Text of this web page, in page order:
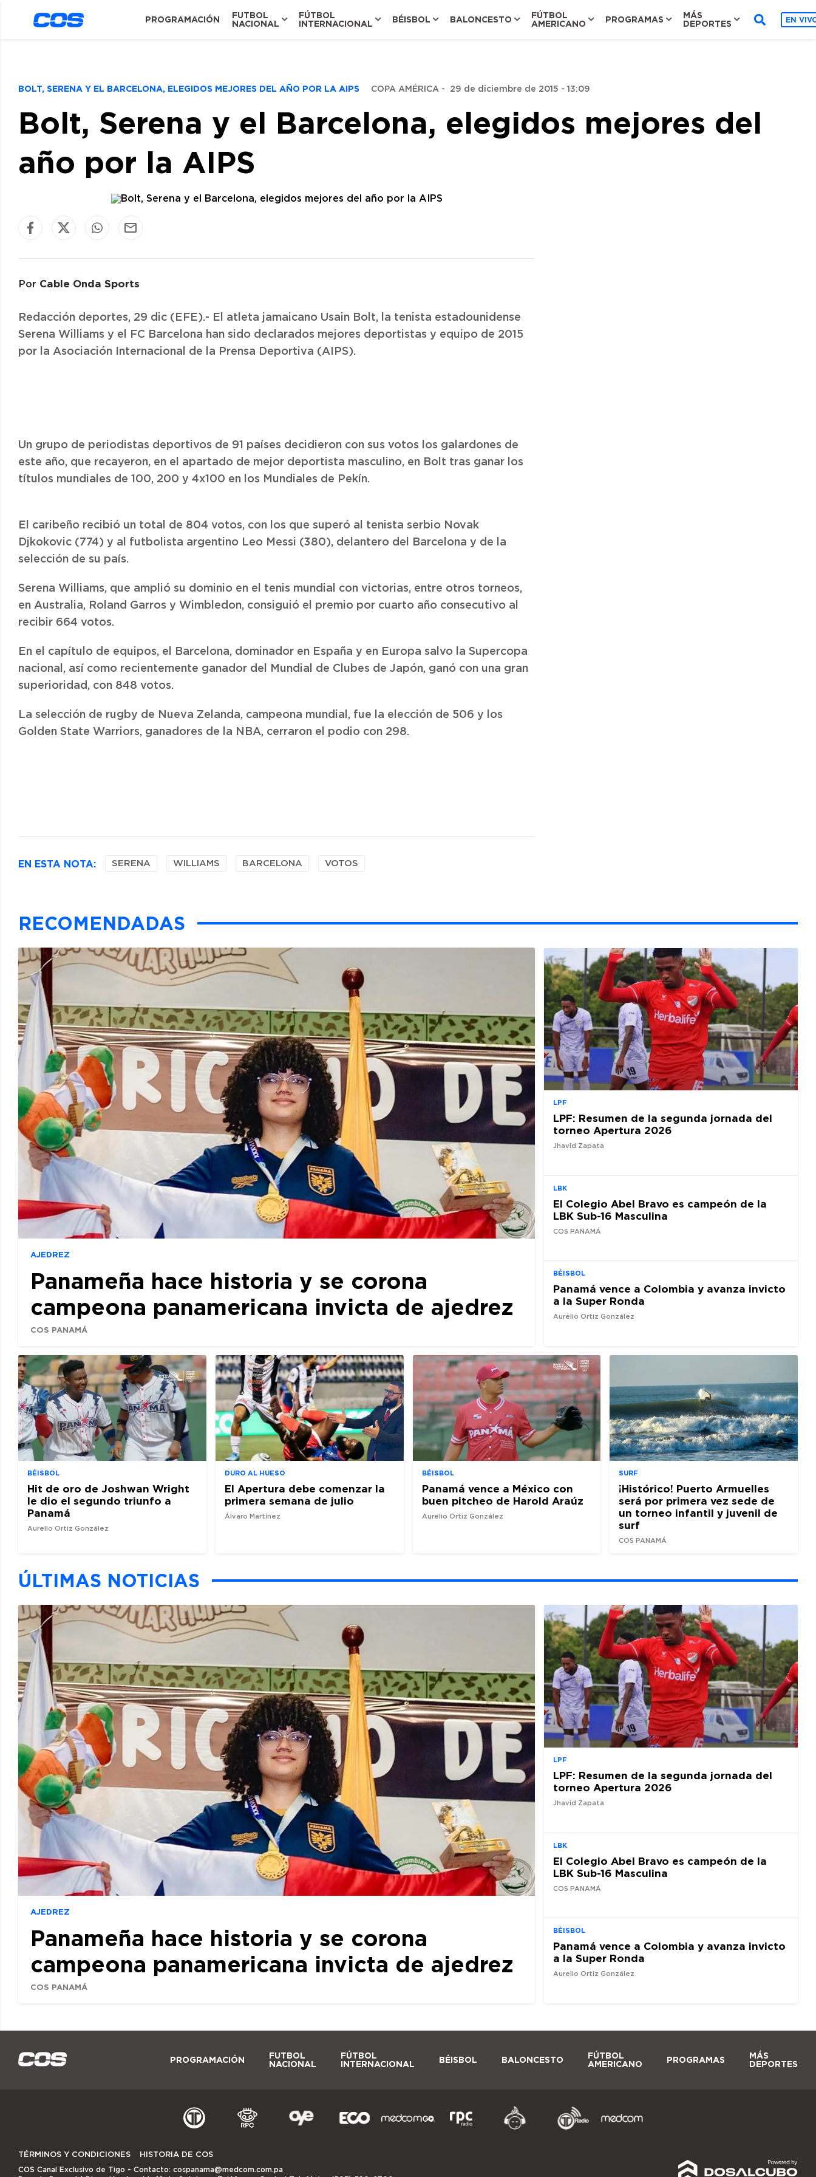
PROGRAMACIÓN
FUTBOL
NACIONAL
FÚTBOL
INTERNACIONAL
BÉISBOL BALONCESTO
FÚTBOL
AMERICANO
PROGRAMAS
MÁS
DEPORTES
EN
BOLT, SERENA Y EL BARCELONA, ELEGIDOS MEJORES DEL AÑO POR LA AIPS COPA AMÉRICA - 29 de diciembre de 2015 - 13:09
Bolt, Serena y el Barcelona, elegidos mejores del
año por la AIPS
Por Cable Onda Sports
Redacción deportes, 29 dic (EFE).- El atleta jamaicano Usain Bolt, la tenista estadounidense
Serena Williams y el FC Barcelona han sido declarados mejores deportistas y equipo de 2015
por la Asociación Internacional de la Prensa Deportiva (AIPS).
Un grupo de periodistas deportivos de 91 países decidieron con sus votos los galardones de
este año, que recayeron, en el apartado de mejor deportista masculino, en Bolt tras ganar los
títulos mundiales de 100, 200 y 4x100 en los Mundiales de Pekín.
El caribeño recibió un total de 804 votos, con los que superó al tenista serbio Novak
Djkokovic (774) y al futbolista argentino Leo Messi (380), delantero del Barcelona y de la
selección de su país.
Serena Williams, que amplió su dominio en el tenis mundial con victorias, entre otros torneos,
en Australia, Roland Garros y Wimbledon, consiguió el premio por cuarto año consecutivo al
recibir 664 votos.
En el capítulo de equipos, el Barcelona, dominador en España y en Europa salvo la Supercopa
nacional, así como recientemente ganador del Mundial de Clubes de Japón, ganó con una gran
superioridad, con 848 votos.
La selección de rugby de Nueva Zelanda, campeona mundial, fue la elección de 506 y los
Golden State Warriors, ganadores de la NBA, cerraron el podio con 298.
EN ESTA NOTA: SERENA WILLIAMS BARCELONA VOTOS
RECOMENDADAS
AJEDREZ
Panameña hace historia y se corona
campeona panamericana invicta de ajedrez
COS PANAMÁ
LPF
LPF: Resumen de la segunda jornada del
torneo Apertura 2026
Jhavid Zapata
LBK
El Colegio Abel Bravo es campeón de la
LBK Sub-16 Masculina
COS PANAMÁ
BÉISBOL
Panamá vence a Colombia y avanza invicto
a la Super Ronda
Aurelio Ortiz González
BÉISBOL
Hit de oro de Joshwan Wright
le dio el segundo triunfo a
Panamá
Aurelio Ortiz González
DURO AL HUESO
El Apertura debe comenzar la
primera semana de julio
Álvaro Martínez
BÉISBOL
Panamá vence a México con
buen pitcheo de Harold Araúz
Aurelio Ortiz González
SURF
¡Histórico! Puerto Armuelles
será por primera vez sede de
un torneo infantil y juvenil de
surf
COS PANAMÁ
ÚLTIMAS NOTICIAS
AJEDREZ
Panameña hace historia y se corona
campeona panamericana invicta de ajedrez
COS PANAMÁ
LPF
LPF: Resumen de la segunda jornada del
torneo Apertura 2026
Jhavid Zapata
LBK
El Colegio Abel Bravo es campeón de la
LBK Sub-16 Masculina
COS PANAMÁ
BÉISBOL
Panamá vence a Colombia y avanza invicto
a la Super Ronda
Aurelio Ortiz González
PROGRAMACIÓN
FUTBOL
NACIONAL
FÚTBOL
INTERNACIONAL
BÉISBOL BALONCESTO
FÚTBOL
AMERICANO
PROGRAMAS
MÁS
DEPORTES
TÉRMINOS Y CONDICIONES HISTORIA DE COS
COS Canal Exclusivo de Tigo - Contacto: cospanama@medcom.com.pa